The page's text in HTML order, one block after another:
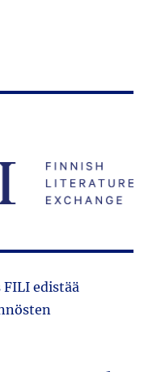
edistää